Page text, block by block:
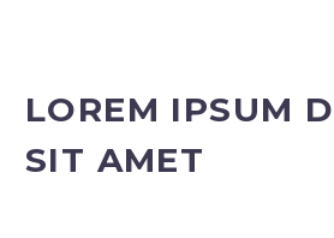
LOREM IPSUM
SIT AMET